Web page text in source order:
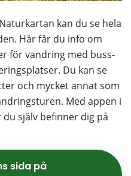
kan du se hela
Här får du info om
för vandring med buss-
Du kan se
och mycket annat som
Med appen i
själv befinner dig på
sida på